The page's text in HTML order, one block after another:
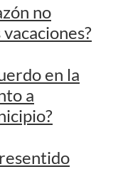
no
en la
a